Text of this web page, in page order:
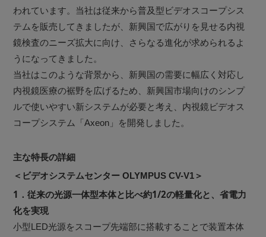
われています。当社は従来から普及型ビデオスコープシス
テムを販売してきましたが、新興国で広がりを見せる内視
鏡検査のニーズ拡大に向け、さらなる進化が求められるよ
うになってきました。
当社はこのような背景から、新興国の需要に幅広く対応し
内視鏡医療の裾野を広げるため、新興国市場向けのシンプ
ルで使いやすい新システムが必要と考え、内視鏡ビデオス
コープシステム「Axeon」を開発しました。
主な特長の詳細
＜ビデオシステムセンター OLYMPUS CV-V1＞
1．従来の光源一体型本体と比べ約1/2の軽量化と、省電力
化を実現
小型LED光源をスコープ先端部に搭載することで装置本体